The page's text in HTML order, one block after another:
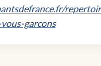
garcons